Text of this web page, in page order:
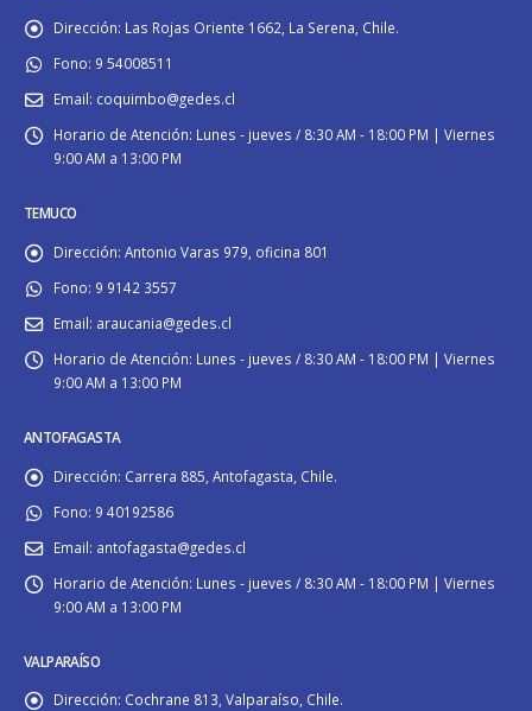
Dirección: Las Rojas Oriente 1662, La Serena, Chile.
Fono: 9 54008511
Email: coquimbo@gedes.cl
Horario de Atención: Lunes - jueves / 8:30 AM - 18:00 PM | Viernes
9:00 AM a 13:00 PM
TEMUCO
Dirección: Antonio Varas 979, oficina 801
Fono: 9 9142 3557
Email: araucania@gedes.cl
Horario de Atención: Lunes - jueves / 8:30 AM - 18:00 PM | Viernes
9:00 AM a 13:00 PM
ANTOFAGASTA
Dirección: Carrera 885, Antofagasta, Chile.
Fono: 9 40192586
Email: antofagasta@gedes.cl
Horario de Atención: Lunes - jueves / 8:30 AM - 18:00 PM | Viernes
9:00 AM a 13:00 PM
VALPARAÍSO
Dirección: Cochrane 813, Valparaíso, Chile.